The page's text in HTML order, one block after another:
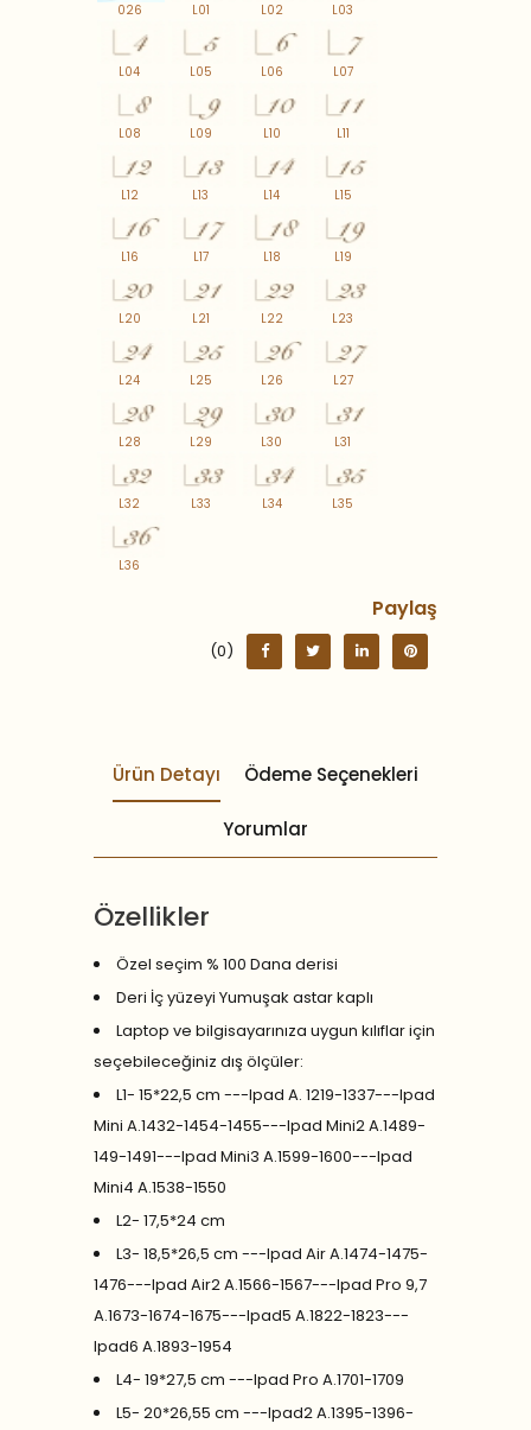
026 L01 L02 L03
L04 L05 L06 L07
L08 L09 L10 L11
L12 L13 L14 L15
L16 L17 L18 L19
L20 L21 L22 L23
L24 L25 L26 L27
L28 L29 L30 L31
L32 L33 L34 L35
L36
Paylaş
(0)
Ürün Detayı Ödeme Seçenekleri
Yorumlar
Özellikler
Özel seçim % 100 Dana derisi
Deri İç yüzeyi Yumuşak astar kaplı
Laptop ve bilgisayarınıza uygun kılıflar için
seçebileceğiniz dış ölçüler:
L1- 15*22,5 cm ---Ipad A. 1219-1337---Ipad
Mini A.1432-1454-1455---Ipad Mini2 A.1489-
149-1491---Ipad Mini3 A.1599-1600---Ipad
Mini4 A.1538-1550
L2- 17,5*24 cm
L3- 18,5*26,5 cm ---Ipad Air A.1474-1475-
1476---Ipad Air2 A.1566-1567---Ipad Pro 9,7
A.1673-1674-1675---Ipad5 A.1822-1823---
Ipad6 A.1893-1954
L4- 19*27,5 cm ---Ipad Pro A.1701-1709
L5- 20*26,55 cm ---Ipad2 A.1395-1396-